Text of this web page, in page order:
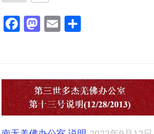
Facebook
Mastodon
Email